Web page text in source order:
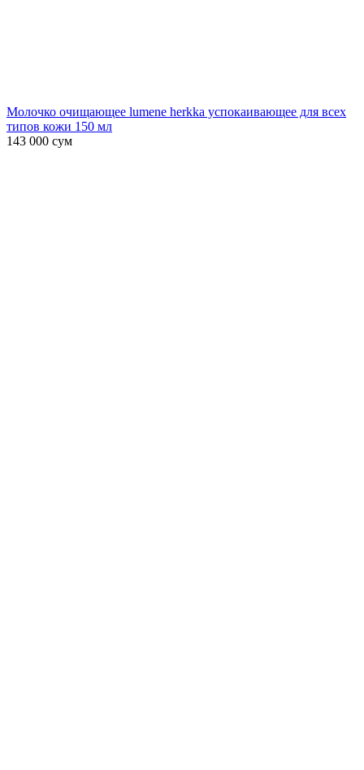
Молочко очищающее lumene herkka успокаивающее для всех
типов кожи 150 мл
143 000 сум